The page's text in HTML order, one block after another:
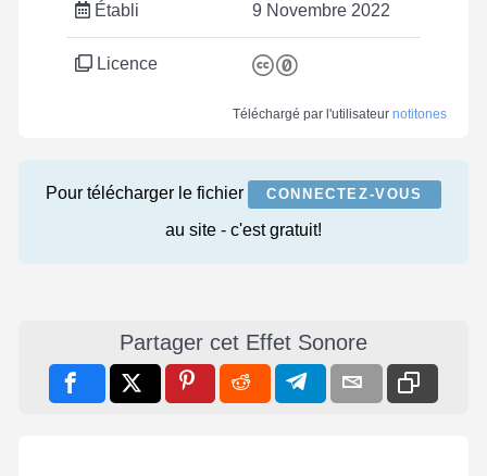
Établi 9 Novembre 2022
Licence
Téléchargé par l'utilisateur notitones
Pour télécharger le fichier CONNECTEZ-VOUS
au site - c'est gratuit!
Partager cet Effet Sonore